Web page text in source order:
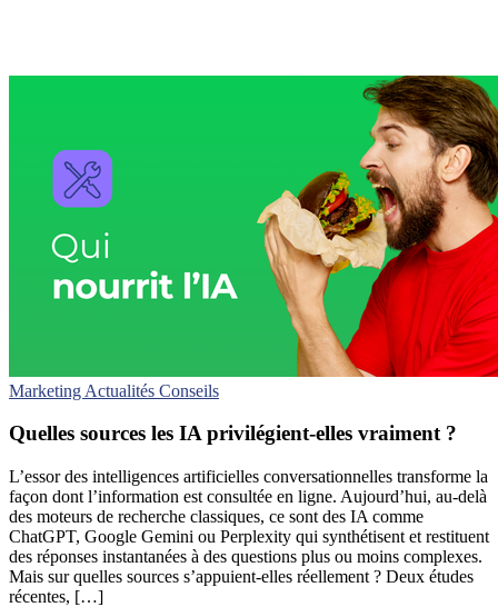
Marketing Actualités Conseils
Quelles sources les IA privilégient-elles vraiment ?
L’essor des intelligences artificielles conversationnelles transforme la
façon dont l’information est consultée en ligne. Aujourd’hui, au-delà
des moteurs de recherche classiques, ce sont des IA comme
ChatGPT, Google Gemini ou Perplexity qui synthétisent et restituent
des réponses instantanées à des questions plus ou moins complexes.
Mais sur quelles sources s’appuient-elles réellement ? Deux études
récentes, […]